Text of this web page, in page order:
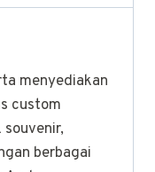
menyediakan
custom
berbagai